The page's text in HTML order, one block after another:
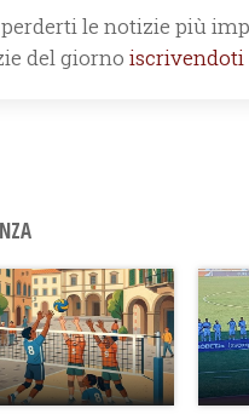
le notizie più
del giorno iscrivendoti